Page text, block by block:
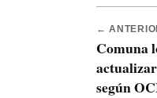
←
Comuna
según